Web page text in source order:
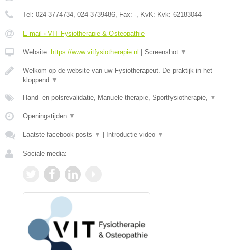
Tel: 024-3774734, 024-3739486, Fax: -, KvK: Kvk: 62183044
E-mail › VIT Fysiotherapie & Osteopathie
Website: https://www.vitfysiotherapie.nl Screenshot ▼
Welkom op de website van uw Fysiotherapeut. De praktijk in het
kloppend ▼
Hand- en polsrevalidatie, Manuele therapie, Sportfysiotherapie, ▼
Openingstijden ▼
Laatste facebook posts ▼ Introductie video ▼
Sociale media: